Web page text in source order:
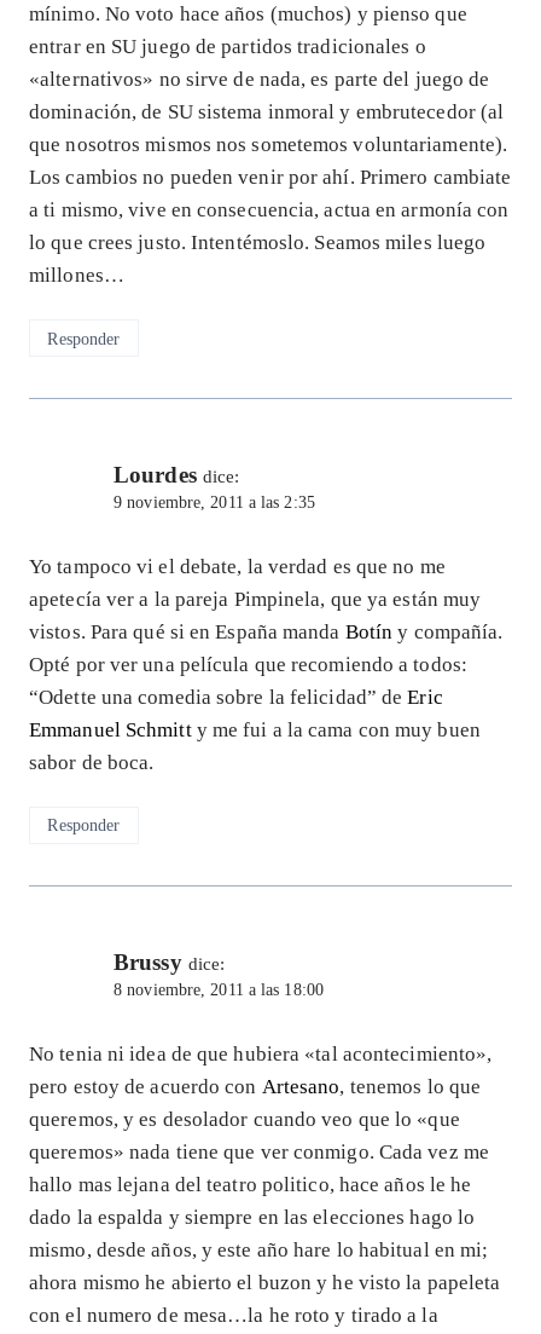
mínimo. No voto hace años (muchos) y pienso que
entrar en SU juego de partidos tradicionales o
«alternativos» no sirve de nada, es parte del juego de
dominación, de SU sistema inmoral y embrutecedor (al
que nosotros mismos nos sometemos voluntariamente).
Los cambios no pueden venir por ahí. Primero cambiate
a ti mismo, vive en consecuencia, actua en armonía con
lo que crees justo. Intentémoslo. Seamos miles luego
millones…
Responder
Lourdes dice:
9 noviembre, 2011 a las 2:35
Yo tampoco vi el debate, la verdad es que no me
apetecía ver a la pareja Pimpinela, que ya están muy
vistos. Para qué si en España manda Botíny compañía.
Opté por ver una película que recomiendo a todos:
“Odette una comedia sobre la felicidad” deEric
Emmanuel Schmitty me fui a la cama con muy buen
sabor de boca.
Responder
Brussy dice:
8 noviembre, 2011 a las 18:00
No tenia ni idea de que hubiera «tal acontecimiento»,
pero estoy de acuerdo con Artesano, tenemos lo que
queremos, y es desolador cuando veo que lo «que
queremos» nada tiene que ver conmigo. Cada vez me
hallo mas lejana del teatro politico, hace años le he
dado la espalda y siempre en las elecciones hago lo
mismo, desde años, y este año hare lo habitual en mi;
ahora mismo he abierto el buzon y he visto la papeleta
con el numero de mesa…la he roto y tirado a la